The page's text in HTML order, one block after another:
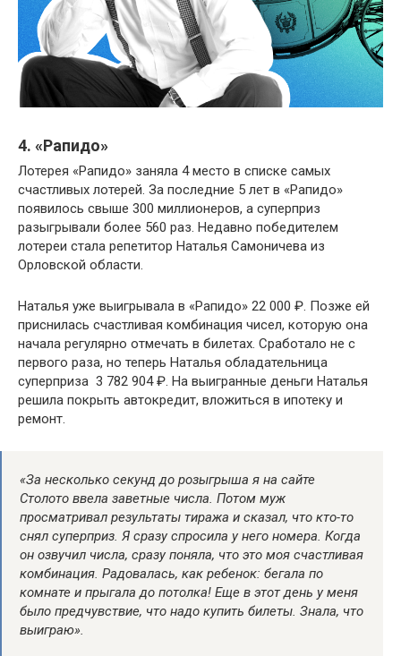
4. «Рапидо»
Лотерея «Рапидо» заняла 4 место в списке самых
счастливых лотерей. За последние 5 лет в «Рапидо»
появилось свыше 300 миллионеров, а суперприз
разыгрывали более 560 раз. Недавно победителем
лотереи стала репетитор Наталья Самоничева из
Орловской области.
Наталья уже выигрывала в «Рапидо» 22 000 ₽. Позже ей
приснилась счастливая комбинация чисел, которую она
начала регулярно отмечать в билетах. Сработало не с
первого раза, но теперь Наталья обладательница
суперприза  3 782 904 ₽. На выигранные деньги Наталья
решила покрыть автокредит, вложиться в ипотеку и
ремонт.
«За несколько секунд до розыгрыша я на сайте
Столото ввела заветные числа. Потом муж
просматривал результаты тиража и сказал, что кто-то
снял суперприз. Я сразу спросила у него номера. Когда
он озвучил числа, сразу поняла, что это моя счастливая
комбинация. Радовалась, как ребенок: бегала по
комнате и прыгала до потолка! Еще в этот день у меня
было предчувствие, что надо купить билеты. Знала, что
выиграю».